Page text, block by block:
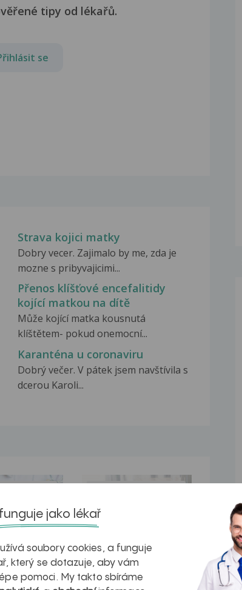
tipy od lékařů.
se
Strava kojici matky
Dobry vecer. Zajimalo by me, zda je
mozne s pribyvajicimi...
Přenos klíšťové encefalitidy
kojící matkou na dítě
Může kojící matka kousnutá
klíštětem- pokud onemocní...
Karanténa u coronaviru
Dobrý večer. V pátek jsem navštívila s
dcerou Karoli...
Inovativní
jako lékař
soubory cookies, a funguje
který se dotazuje, aby vám
pomoci. My takto sbíráme